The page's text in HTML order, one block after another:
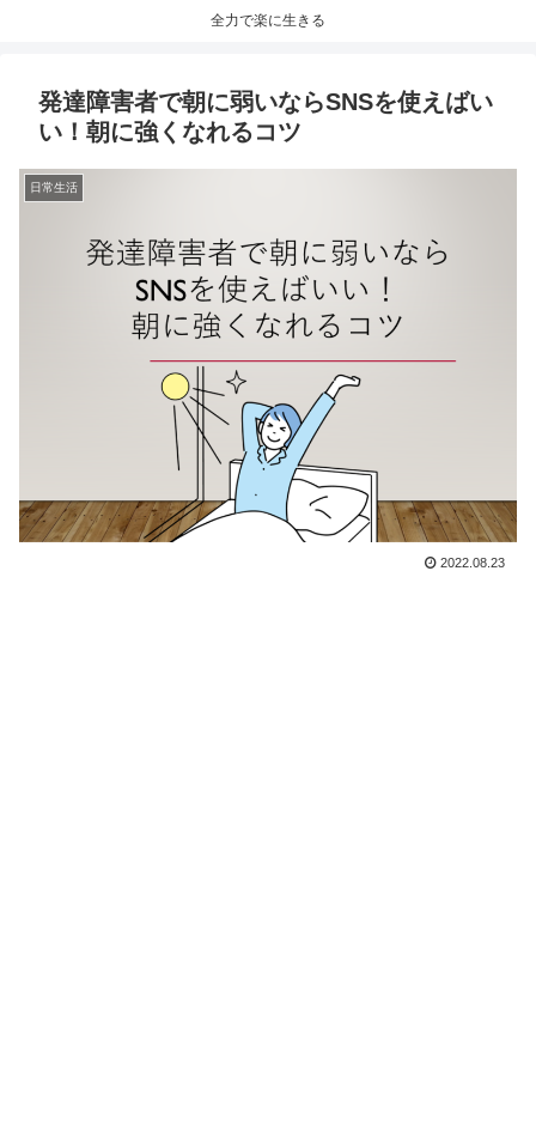
全力で楽に生きる
発達障害者で朝に弱いならSNSを使えばい
い！朝に強くなれるコツ
日常生活
2022.08.23